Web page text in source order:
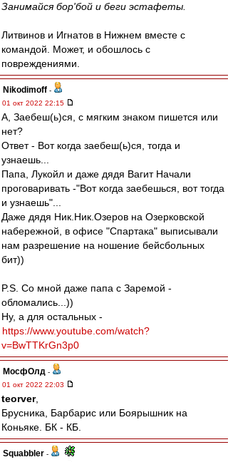
Занимайся бор'бой и беги эстафеты.
Литвинов и Игнатов в Нижнем вместе с
командой. Может, и обошлось с
повреждениями.
Nikodimoff -
01 окт 2022 22:15
А, Заебеш(ь)ся, с мягким знаком пишется или
нет?
Ответ - Вот когда заебеш(ь)ся, тогда и
узнаешь...
Папа, Лукойл и даже дядя Вагит Начали
проговаривать -"Вот когда заебешься, вот тогда
и узнаешь"...
Даже дядя Ник.Ник.Озеров на Озерковской
набережной, в офисе "Спартака" выписывали
нам разрешение на ношение бейсбольных
бит))
P.S. Со мной даже папа с Заремой -
обломались...))
Ну, а для остальных -
https://www.youtube.com/watch?
v=BwTTKrGn3p0
МосфОлд -
01 окт 2022 22:03
teorver,
Брусника, Барбарис или Боярышник на
Коньяке. БК - КБ.
Squabbler -